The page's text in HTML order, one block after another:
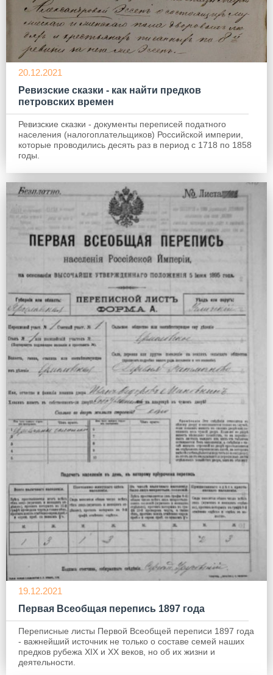
20.12.2021
Ревизские сказки - как найти предков
петровских времен
Ревизские сказки - документы переписей податного
населения (налогоплательщиков) Российской империи,
которые проводились десять раз в период с 1718 по 1858
годы.
19.12.2021
Первая Всеобщая перепись 1897 года
Переписные листы Первой Всеобщей переписи 1897 года
- важнейший источник не только о составе семей наших
предков рубежа XIX и ХХ веков, но об их жизни и
деятельности.